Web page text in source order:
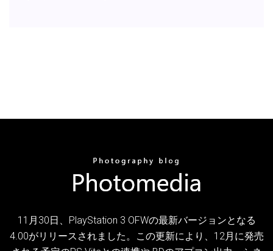
11月30日、PlayStation 3 OFWの最新バージョンとなる
4.00がリリースされました。この更新により、12月に発売